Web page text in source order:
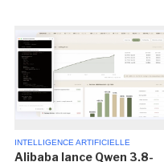
INTELLIGENCE ARTIFICIELLE
Alibaba lance Qwen 3.8-